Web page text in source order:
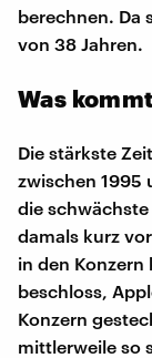
berechnen. Da
von 38 Jahren.
Was
Die stärkste
zwischen 1995
die
damals kurz
in den
beschloss,
Konzern
mittlerweile so